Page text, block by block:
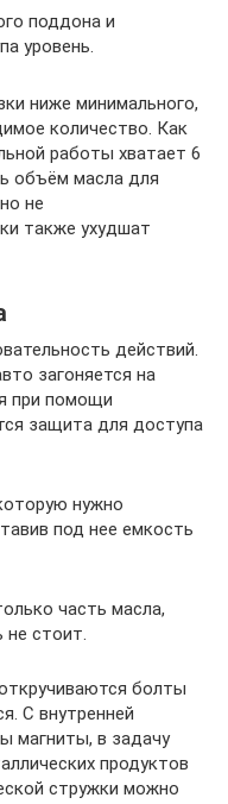
поддона и
уровень.
ниже минимального,
количество. Как
работы хватает 6
объём масла для
не
также ухудшат
действий.
загоняется на
при помощи
защита для доступа
нужно
под нее емкость
часть масла,
не стоит.
болты
С внутренней
магниты, в задачу
продуктов
стружки можно